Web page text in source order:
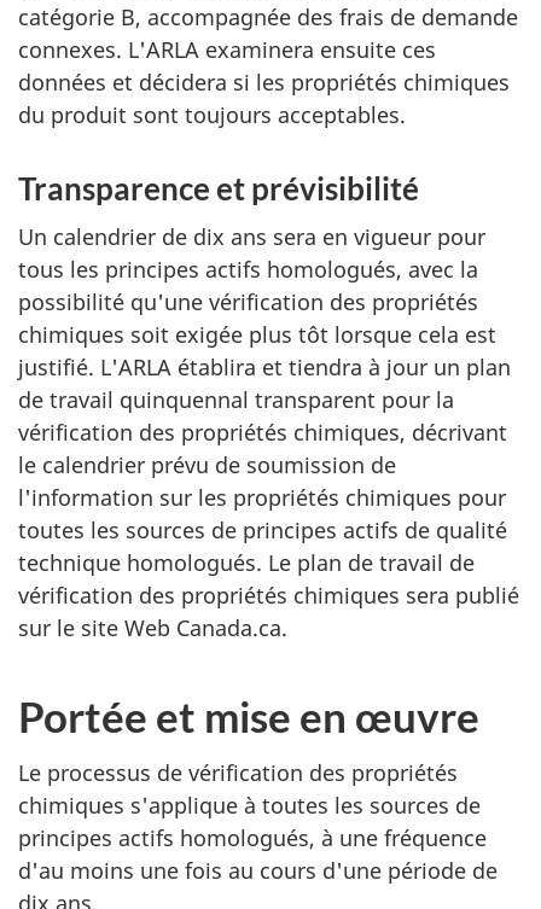
catégorie B, accompagnée des frais de demande
connexes. L'ARLA examinera ensuite ces
données et décidera si les propriétés chimiques
du produit sont toujours acceptables.
Transparence et prévisibilité
Un calendrier de dix ans sera en vigueur pour
tous les principes actifs homologués, avec la
possibilité qu'une vérification des propriétés
chimiques soit exigée plus tôt lorsque cela est
justifié. L'ARLA établira et tiendra à jour un plan
de travail quinquennal transparent pour la
vérification des propriétés chimiques, décrivant
le calendrier prévu de soumission de
l'information sur les propriétés chimiques pour
toutes les sources de principes actifs de qualité
technique homologués. Le plan de travail de
vérification des propriétés chimiques sera publié
sur le site Web Canada.ca.
Portée et mise en œuvre
Le processus de vérification des propriétés
chimiques s'applique à toutes les sources de
principes actifs homologués, à une fréquence
d'au moins une fois au cours d'une période de
dix ans.